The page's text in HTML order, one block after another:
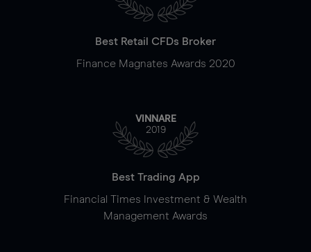
Best Retail CFDs Broker
Finance Magnates Awards 2020
VINNARE
2019
Best Trading App
Financial Times Investment & Wealth
Management Awards